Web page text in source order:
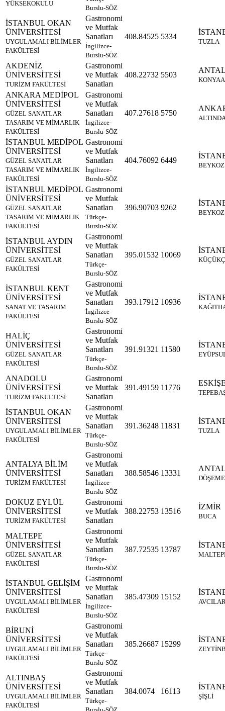
YÜKSEKOKULU
Burslu-SÖZ
İSTANBUL OKAN
ÜNİVERSİTESİ
UYGULAMALI BİLİMLER
FAKÜLTESİ
Gastronomi
ve Mutfak
Sanatları
İngilizce-
Burslu-SÖZ
408.84525 5334
TUZLA
AKDENİZ
ÜNİVERSİTESİ
TURİZM FAKÜLTESİ
Gastronomi
ve Mutfak
Sanatları
408.22732 5503
ANKARA MEDİPOL
ÜNİVERSİTESİ
GÜZEL SANATLAR
TASARIM VE MİMARLIK
FAKÜLTESİ
Gastronomi
ve Mutfak
Sanatları
İngilizce-
Burslu-SÖZ
407.27618 5750
İSTANBUL MEDİPOL
ÜNİVERSİTESİ
GÜZEL SANATLAR
TASARIM VE MİMARLIK
FAKÜLTESİ
Gastronomi
ve Mutfak
Sanatları
İngilizce-
Burslu-SÖZ
404.76092 6449
BEYKOZ
İSTANBUL MEDİPOL
ÜNİVERSİTESİ
GÜZEL SANATLAR
TASARIM VE MİMARLIK
FAKÜLTESİ
Gastronomi
ve Mutfak
Sanatları
Türkçe-
Burslu-SÖZ
396.90703 9262
BEYKOZ
İSTANBUL AYDIN
ÜNİVERSİTESİ
GÜZEL SANATLAR
FAKÜLTESİ
Gastronomi
ve Mutfak
Sanatları
Türkçe-
Burslu-SÖZ
395.01532 10069
İSTANBUL KENT
ÜNİVERSİTESİ
SANAT VE TASARIM
FAKÜLTESİ
Gastronomi
ve Mutfak
Sanatları
İngilizce-
Burslu-SÖZ
393.17912 10936
HALİÇ
ÜNİVERSİTESİ
GÜZEL SANATLAR
FAKÜLTESİ
Gastronomi
ve Mutfak
Sanatları
Türkçe-
Burslu-SÖZ
391.91321 11580
ANADOLU
ÜNİVERSİTESİ
TURİZM FAKÜLTESİ
Gastronomi
ve Mutfak
Sanatları
391.49159 11776
İSTANBUL OKAN
ÜNİVERSİTESİ
UYGULAMALI BİLİMLER
FAKÜLTESİ
Gastronomi
ve Mutfak
Sanatları
Türkçe-
Burslu-SÖZ
391.36248 11831
TUZLA
ANTALYA BİLİM
ÜNİVERSİTESİ
TURİZM FAKÜLTESİ
Gastronomi
ve Mutfak
Sanatları
İngilizce-
Burslu-SÖZ
388.58546 13331
DOKUZ EYLÜL
ÜNİVERSİTESİ
TURİZM FAKÜLTESİ
Gastronomi
ve Mutfak
Sanatları
388.22753 13516
İZMİR
BUCA
MALTEPE
ÜNİVERSİTESİ
GÜZEL SANATLAR
FAKÜLTESİ
Gastronomi
ve Mutfak
Sanatları
Türkçe-
Burslu-SÖZ
387.72535 13787
İSTANBUL GELİŞİM
ÜNİVERSİTESİ
UYGULAMALI BİLİMLER
FAKÜLTESİ
Gastronomi
ve Mutfak
Sanatları
İngilizce-
Burslu-SÖZ
385.47309 15152
BİRUNİ
ÜNİVERSİTESİ
UYGULAMALI BİLİMLER
FAKÜLTESİ
Gastronomi
ve Mutfak
Sanatları
Türkçe-
Burslu-SÖZ
385.26687 15299
ALTINBAŞ
ÜNİVERSİTESİ
UYGULAMALI BİLİMLER
FAKÜLTESİ
Gastronomi
ve Mutfak
Sanatları
Türkçe-
384.0074 16113
ŞİŞLİ